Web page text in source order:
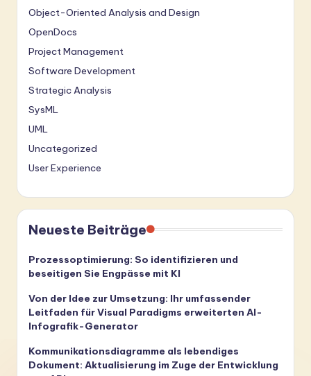
Object-Oriented Analysis and Design
OpenDocs
Project Management
Software Development
Strategic Analysis
SysML
UML
Uncategorized
User Experience
Neueste Beiträge
Prozessoptimierung: So identifizieren und
beseitigen Sie Engpässe mit KI
Von der Idee zur Umsetzung: Ihr umfassender
Leitfaden für Visual Paradigms erweiterten AI-
Infografik-Generator
Kommunikationsdiagramme als lebendiges
Dokument: Aktualisierung im Zuge der Entwicklung